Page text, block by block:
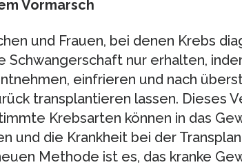
Vormarsch
und Frauen, bei denen Krebs
Schwangerschaft nur erhalten,
einfrieren und nach
transplantieren lassen. Dieses
Krebsarten können in das
und die Krankheit bei der
Methode ist es, das kranke